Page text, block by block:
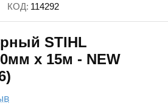
КОД: 114292
STIHL
х 15м - NEW